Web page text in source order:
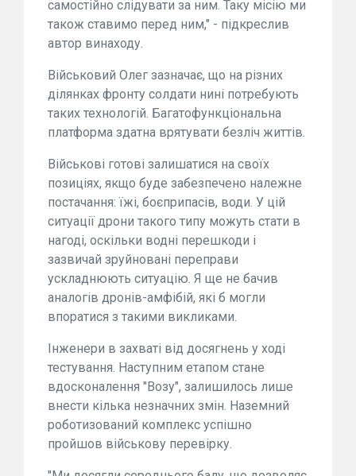
самостійно слідувати за ним. Таку місію ми
також ставимо перед ним," - підкреслив
автор винаходу.
Військовий Олег зазначає, що на різних
ділянках фронту солдати нині потребують
таких технологій. Багатофункціональна
платформа здатна врятувати безліч життів.
Військові готові залишатися на своїх
позиціях, якщо буде забезпечено належне
постачання: їжі, боєприпасів, води. У цій
ситуації дрони такого типу можуть стати в
нагоді, оскільки водні перешкоди і
зазвичай зруйновані переправи
ускладнюють ситуацію. Я ще не бачив
аналогів дронів-амфібій, які б могли
впоратися з такими викликами.
Інженери в захваті від досягнень у ході
тестування. Наступним етапом стане
вдосконалення "Возу", залишилось лише
внести кілька незначних змін. Наземний
роботизований комплекс успішно
пройшов військову перевірку.